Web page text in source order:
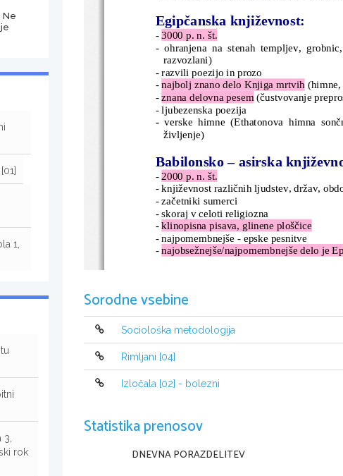
Egipčanska književnost:
- 3000 p. n. št.
- ohranjena na stenah templjev,
razvozlani)
- razvili poezijo in prozo
- najbolj znano delo Knjiga mrtvih
- znana delovna pesem (čustvovanje
- ljubezenska poezija
- verske himne (Ethatonova himna
življenje)
Babilonsko – asirska
- 2000 p. n. št.
- književnost različnih ljudstev, držav,
- začetniki sumerci
- skoraj v celoti religiozna
- klinopisna pisava, glinene ploščice
- najpomembnejše - epske pesnitve
- najobsežnejše/najpomembnejše delo je
okrog 1000 p.n.št.
- najpomembnejša za razvoj poznejše
- temeljna verska knjiga je  Biblija
Beseda sveto pismo ali biblija pride iz
dveh enot, stare in nove zaveze
Sorodne vsebine
Sociološka metodologija
Rimljani [04]
Izločala [02] - bolezni
Statistika prenosov
DNEVNA PORAZDELITEV
Ne
1,
rok